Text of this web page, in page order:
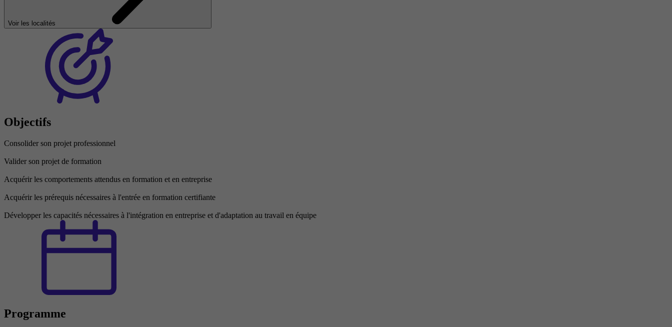
Voir les localités
Objectifs
Consolider son projet professionnel
Valider son projet de formation
Acquérir les comportements attendus en formation et en entreprise
Acquérir les prérequis nécessaires à l'entrée en formation certifiante
Développer les capacités nécessaires à l'intégration en entreprise et d'adaptation au travail en équipe
Programme